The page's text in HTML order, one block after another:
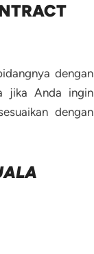
dengan
jika Anda ingin
dengan